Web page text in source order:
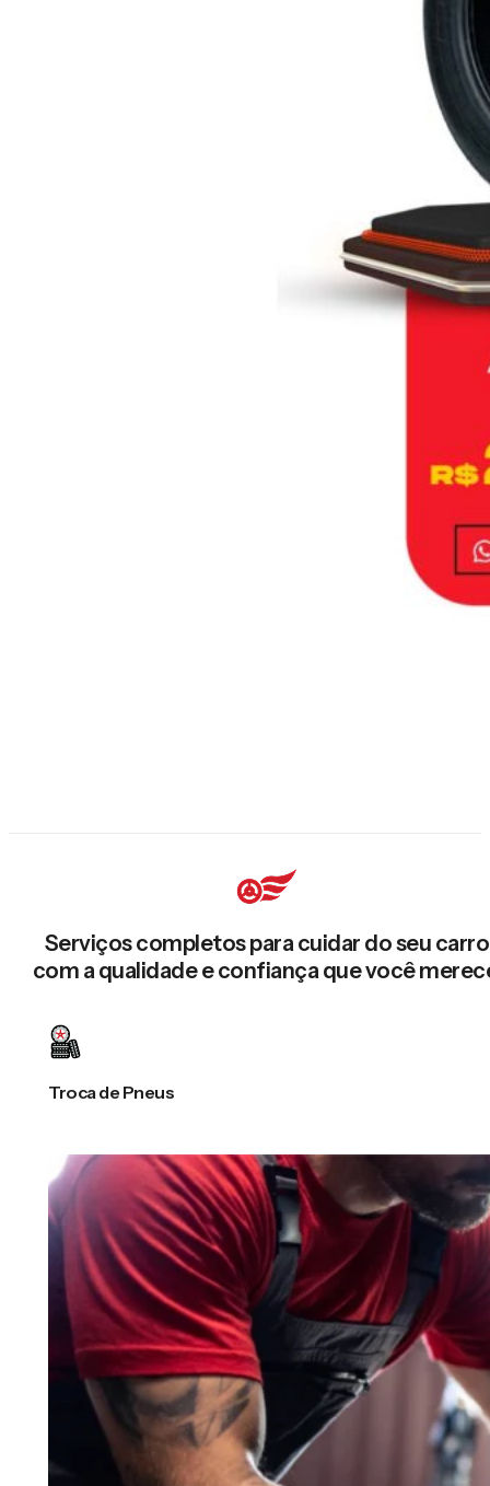
Serviços completos para cuidar do seu carro
com a qualidade e confiança que você
Troca de Pneus